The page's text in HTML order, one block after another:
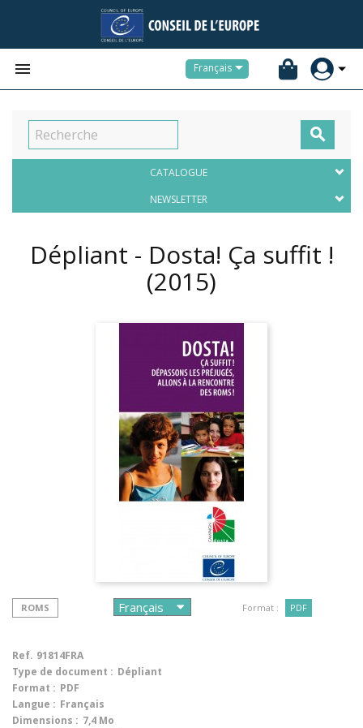
 Français

CATALOGUE
NEWSLETTER
Dépliant - Dosta! Ça suffit !
(2015)
ROMS Format : PDF
Ref. 91814FRA
Type de document : Dépliant
Format : PDF
Langue : Français
Dimensions : 7,4 Mo